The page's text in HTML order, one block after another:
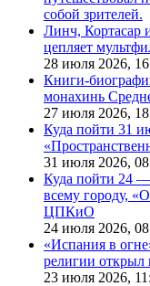
собой зрителей.
Линч, Кортасар
цепляет
28 июля 2026,
Книги-
монахинь
27 июля 2026,
Куда пойти 31
31 июля 2026,
Куда пойти 24
всему городу,
ЦПКиО
24 июля 2026,
«Испания в
религии открыл
23 июля 2026,